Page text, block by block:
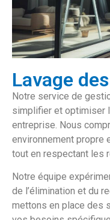
Lavage
Notre service de
simplifier et optimiser
entreprise. Nous
environnement propre
tout en respectant les
Notre équipe
de l’élimination et du
mettons en place des